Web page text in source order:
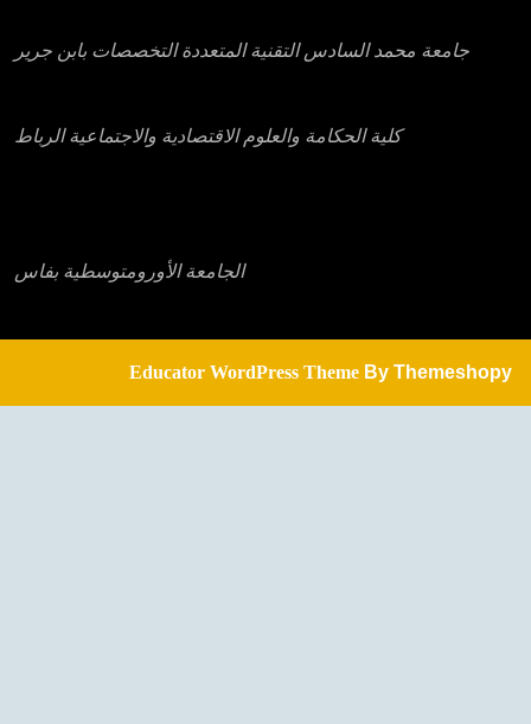
جامعة محمد السادس التقنية المتعددة التخصصات بابن جرير
كلية الحكامة والعلوم الاقتصادية والاجتماعية الرباط
الجامعة الأورومتوسطية بفاس
Educator WordPress Theme By Themeshopy